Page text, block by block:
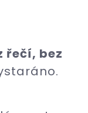
řečí, bez